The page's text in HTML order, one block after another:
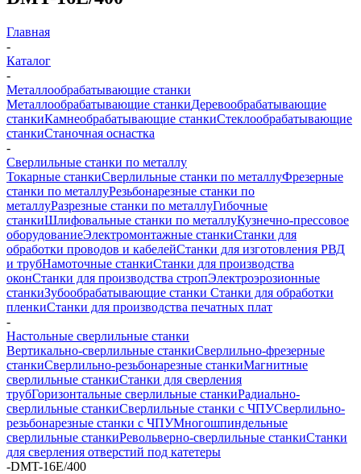
Главная
-
Каталог
-
Металлообрабатывающие станки
Металлообрабатывающие станкиДеревообрабатывающие
станкиКамнеобрабатывающие станкиСтеклообрабатывающие
станкиСтаночная оснастка
-
Сверлильные станки по металлу
Токарные станкиСверлильные станки по металлуФрезерные
станки по металлуРезьбонарезные станки по
металлуРазрезные станки по металлуГибочные
станкиШлифовальные станки по металлуКузнечно-прессовое
оборудованиеЭлектромонтажные станкиСтанки для
обработки проводов и кабелейСтанки для изготовления РВД
и трубНамоточные станкиСтанки для производства
оконСтанки для производства стропЭлектроэрозионные
станкиЗубообрабатывающие станки Станки для обработки
пленкиСтанки для производства печатных плат
-
Настольные сверлильные станки
Вертикально-сверлильные станкиСверлильно-фрезерные
станкиСверлильно-резьбонарезные станкиМагнитные
сверлильные станкиСтанки для сверления
трубГоризонтальные сверлильные станкиРадиально-
сверлильные станкиСверлильные станки с ЧПУСверлильно-
резьбонарезные станки с ЧПУМногошпиндельные
сверлильные станкиРевольверно-сверлильные станкиСтанки
для сверления отверстий под катетеры
-DMT-16E/400